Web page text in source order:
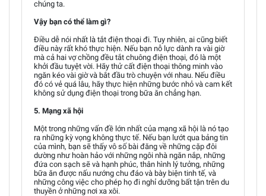
chúng ta.
Vậy bạn có thể làm gì?
Điều dễ nói nhất là tắt điện thoại đi. Tuy nhiên, ai cũng biết
điều này rất khó thực hiện. Nếu bạn nỗ lực dành ra vài giờ
mà cả hai vợ chồng đều tắt chuông điện thoại, đó là một
khởi đầu tuyệt vời. Hãy thử cất điện thoại thông minh vào
ngăn kéo vài giờ và bắt đầu trò chuyện với nhau. Nếu điều
đó có vẻ quá lâu, hãy thực hiện những bước nhỏ và cam kết
không sử dụng điện thoại trong bữa ăn chẳng hạn.
5. Mạng xã hội
Một trong những vấn đề lớn nhất của mạng xã hội là nó tạo
ra những kỳ vọng không thực tế. Nếu bạn lướt qua bảng tin
của mình, bạn sẽ thấy vô số bài đăng về những cặp đôi
dường như hoàn hảo với những ngôi nhà ngăn nắp, những
đứa con sạch sẽ và hạnh phúc, thân hình lý tưởng, những
bữa ăn được nấu nướng chu đáo và bày biện tinh tế, và
những công việc cho phép họ đi nghỉ dưỡng bất tận trên du
thuyền ở những nơi xa xôi.